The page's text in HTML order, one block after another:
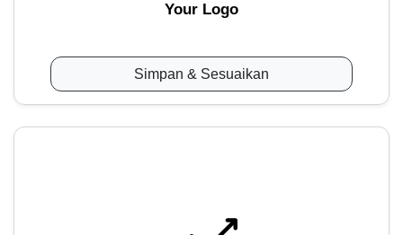
Your Logo
Simpan & Sesuaikan